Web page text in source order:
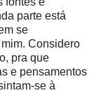
parte está
se
Considero
pra que
e pensamentos
se à